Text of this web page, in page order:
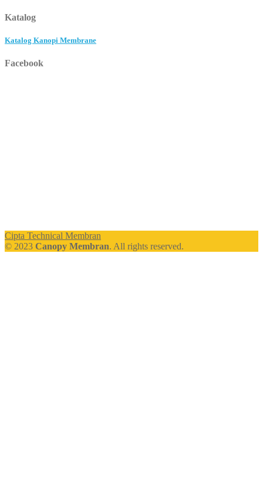
Katalog
Katalog Kanopi Membrane
Facebook
Cipta Technical Membran
© 2023 Canopy Membran. All rights reserved.